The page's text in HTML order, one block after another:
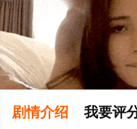
剧情介绍 我要评